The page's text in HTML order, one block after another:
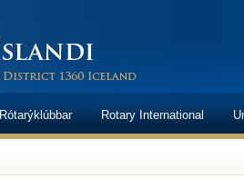
Rótarýklúbbar Rotary International